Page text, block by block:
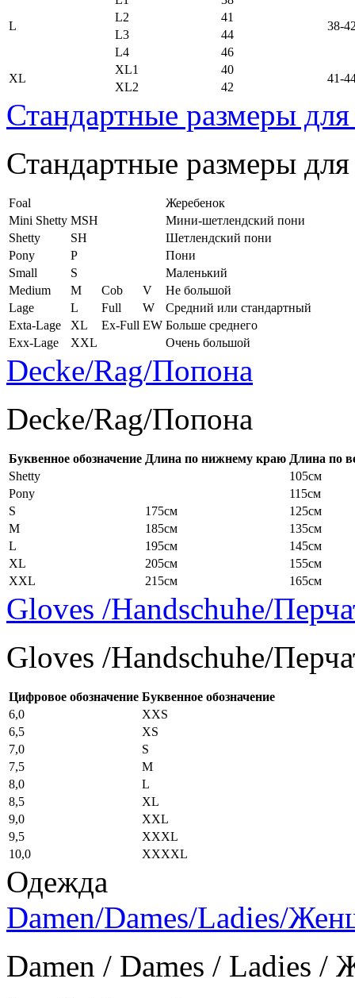
L
38-
L2
41
L3
44
L4
46
XL
XL1 40
41-
XL2 42
Стандартные размеры
Стандартные размеры
Foal
Жеребенок
Mini Shetty MSH
Мини-шетлендский пони
Shetty
SH
Шетлендский пони
Pony
P
Пони
Small
S
Маленький
Medium
M Cob V
Не большой
Lage
L Full W
Средний или стандартный
Exta-Lage
XL Ex-Full EW Больше среднего
Exx-Lage
XXL Очень большой
Decke/Rag/Попона
Decke/Rag/Попона
Буквенное обозначение Длина по нижнему краю Длина по
Shetty
105см
Pony
115см
S
175см
125см
M
185см
135см
L
195см
145см
XL
205см
155см
XXL
215см 165см
Gloves /Handschuhe/
Gloves /Handschuhe/
Цифровое обозначение Буквенное обозначение
6,0
XXS
6,5
XS
7,0
S
7,5
M
8,0
L
8,5
XL
9,0
XXL
9,5
XXXL
10,0
XXXXL
Одежда
Damen/Dames/Ladies/
Damen / Dames / Ladies